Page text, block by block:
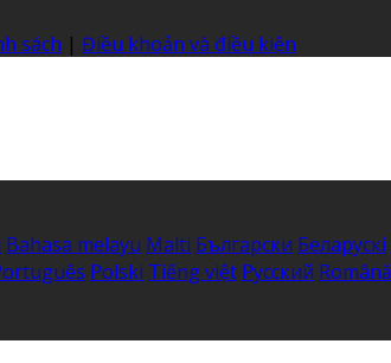
sách | Điều khoản và điều kiện
Bahasa melayu Malti Български Беларускі
Polski Tiếng việt Русский Română